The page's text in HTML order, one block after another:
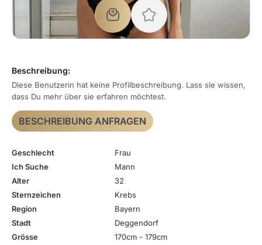
Beschreibung:
Diese Benutzerin hat keine Profilbeschreibung. Lass sie wissen,
dass Du mehr über sie erfahren möchtest.
BESCHREIBUNG ANFRAGEN
Geschlecht
Frau
Ich Suche
Mann
Alter
32
Sternzeichen
Krebs
Region
Bayern
Stadt
Deggendorf
Grösse
170cm - 179cm